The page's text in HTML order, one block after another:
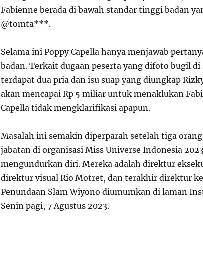
Fabienne berada di bawah standar tinggi badan
@tomta***.
Selama ini Poppy Capella hanya menjawab
badan. Terkait dugaan peserta yang difoto bugil di
terdapat dua pria dan isu suap yang diungkap
akan mencapai Rp 5 miliar untuk menaklukan
Capella tidak mengklarifikasi apapun.
Masalah ini semakin diperparah setelah tiga
jabatan di organisasi Miss Universe Indonesia
mengundurkan diri. Mereka adalah direktur
direktur visual Rio Motret, dan terakhir direktur
Penundaan Slam Wiyono diumumkan di laman
Senin pagi, 7 Agustus 2023.